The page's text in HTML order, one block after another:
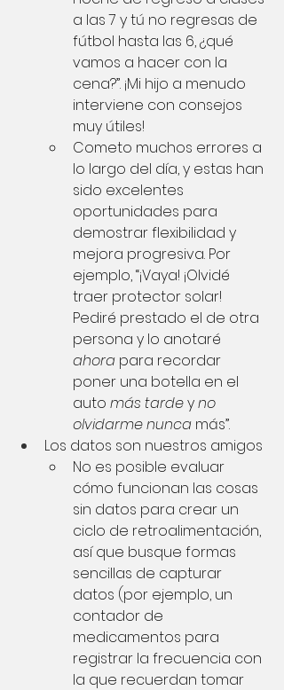
a las 7 y tú no regresas de
fútbol hasta las 6, ¿qué
vamos a hacer con la
cena?”. ¡Mi hijo a menudo
interviene con consejos
muy útiles!
Cometo muchos errores a
lo largo del día, y estas han
sido excelentes
oportunidades para
demostrar flexibilidad y
mejora progresiva. Por
ejemplo, “¡Vaya! ¡Olvidé
traer protector solar!
Pediré prestado el de otra
persona y lo anotaré
ahora para recordar
poner una botella en el
auto más tardeyno
olvidarme nunca más”.
Los datos son nuestros amigos
No es posible evaluar
cómo funcionan las cosas
sin datos para crear un
ciclo de retroalimentación,
así que busque formas
sencillas de capturar
datos (por ejemplo, un
contador de
medicamentos para
registrar la frecuencia con
la que recuerdan tomar